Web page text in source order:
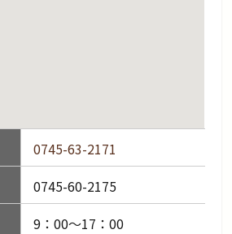
0745-63-2171
0745-60-2175
9：00〜17：00